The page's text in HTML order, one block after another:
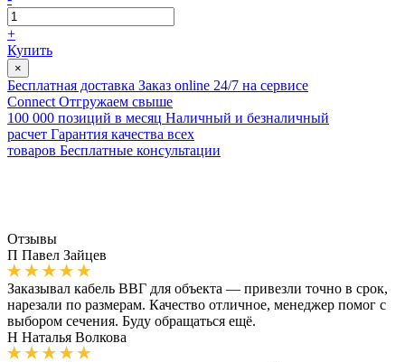
+
Купить
×
Бесплатная доставка Заказ online 24/7 на сервисе
Connect Отгружаем свыше
100 000 позиций в месяц Наличный и безналичный
расчет Гарантия качества всех
товаров Бесплатные консультации
Отзывы
П Павел Зайцев
Заказывал кабель ВВГ для объекта — привезли точно в срок,
нарезали по размерам. Качество отличное, менеджер помог с
выбором сечения. Буду обращаться ещё.
Н Наталья Волкова